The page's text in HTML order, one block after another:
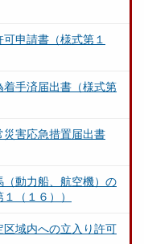
申請書（様式第１
手済届出書（様式第
害応急措置届出書
動力船、航空機）の
（１６））
域内への立入り許可